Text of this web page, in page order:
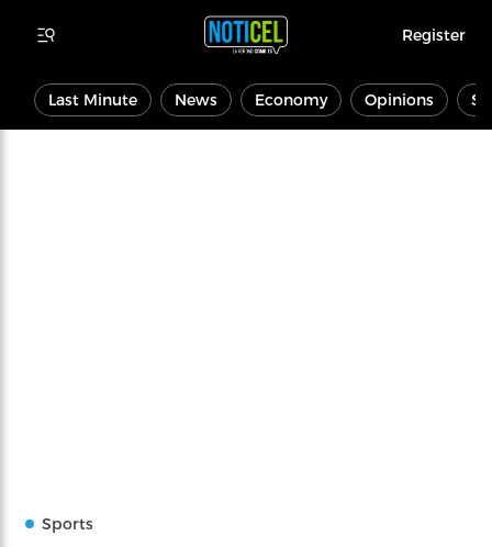
Register
Last Minute News Economy Opinions
Sports